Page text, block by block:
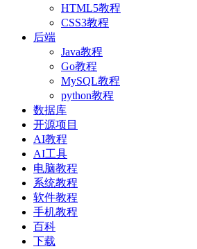
HTML5教程
CSS3教程
后端
Java教程
Go教程
MySQL教程
python教程
数据库
开源项目
AI教程
AI工具
电脑教程
系统教程
软件教程
手机教程
百科
下载